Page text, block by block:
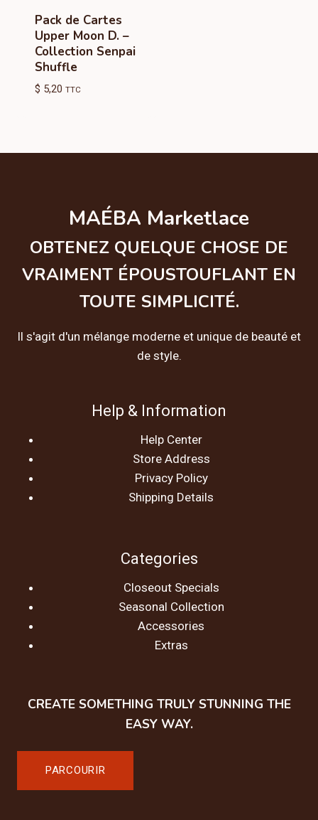
Pack de Cartes
Upper Moon D. –
Collection Senpai
Shuffle
$ 5,20 TTC
MAÉBA Marketlace
OBTENEZ QUELQUE CHOSE DE
VRAIMENT ÉPOUSTOUFLANT EN
TOUTE SIMPLICITÉ.
Il s'agit d'un mélange moderne et unique de beauté et
de style.
Help & Information
Help Center
Store Address
Privacy Policy
Shipping Details
Categories
Closeout Specials
Seasonal Collection
Accessories
Extras
CREATE SOMETHING TRULY STUNNING THE
EASY WAY.
PARCOURIR